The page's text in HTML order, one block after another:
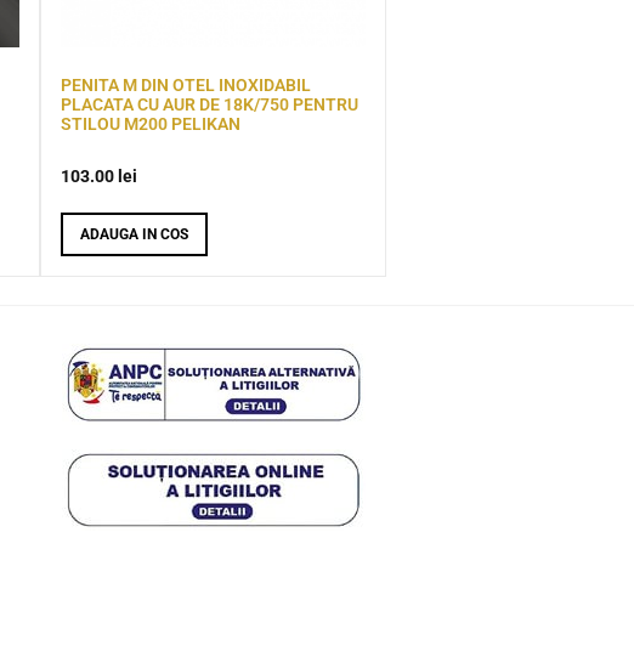
PENITA M DIN OTEL INOXIDABIL
PLACATA CU AUR DE 18K/750 PENTRU
STILOU M200 PELIKAN
103.00 lei
ADAUGA IN COS